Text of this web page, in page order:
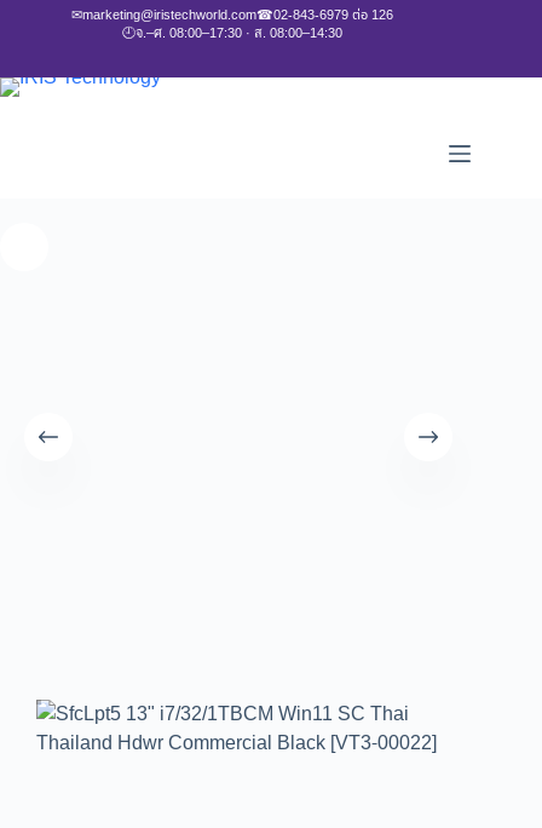
✉marketing@iristechworld.com☎02-843-6979 ต่อ 126
🕘จ.–ศ. 08:00–17:30 · ส. 08:00–14:30